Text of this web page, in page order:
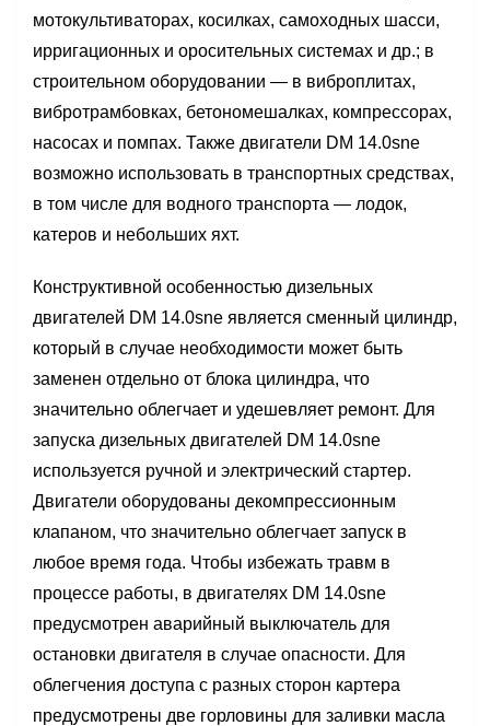
мотокультиваторах, косилках, самоходных шасси,
ирригационных и оросительных системах и др.; в
строительном оборудовании — в виброплитах,
вибротрамбовках, бетономешалках, компрессорах,
насосах и помпах. Также двигатели DM 14.0sne
возможно использовать в транспортных средствах,
в том числе для водного транспорта — лодок,
катеров и небольших яхт.
Конструктивной особенностью дизельных
двигателей DM 14.0sne является сменный цилиндр,
который в случае необходимости может быть
заменен отдельно от блока цилиндра, что
значительно облегчает и удешевляет ремонт. Для
запуска дизельных двигателей DM 14.0sne
используется ручной и электрический стартер.
Двигатели оборудованы декомпрессионным
клапаном, что значительно облегчает запуск в
любое время года. Чтобы избежать травм в
процессе работы, в двигателях DM 14.0sne
предусмотрен аварийный выключатель для
остановки двигателя в случае опасности. Для
облегчения доступа с разных сторон картера
предусмотрены две горловины для заливки масла